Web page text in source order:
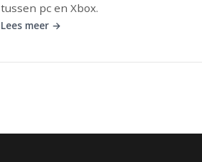
tussen pc en Xbox.
Lees meer →